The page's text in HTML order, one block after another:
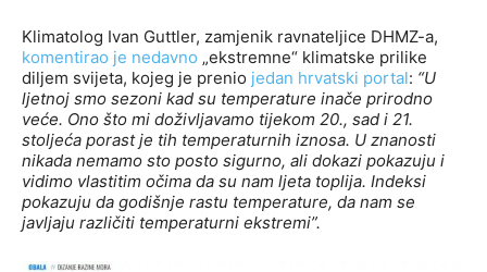
Klimatolog Ivan Guttler, zamjenik ravnateljice DHMZ-a,
komentirao je nedavno „ekstremne“ klimatske prilike
diljem svijeta, kojeg je prenio jedan hrvatski portal: “U
ljetnoj smo sezoni kad su temperature inače prirodno
veće. Ono što mi doživljavamo tijekom 20., sad i 21.
stoljeća porast je tih temperaturnih iznosa. U znanosti
nikada nemamo sto posto sigurno, ali dokazi pokazuju i
vidimo vlastitim očima da su nam ljeta toplija. Indeksi
pokazuju da godišnje rastu temperature, da nam se
javljaju različiti temperaturni ekstremi”.